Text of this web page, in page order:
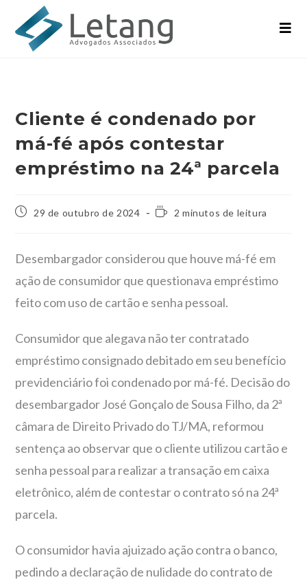
Cliente é condenado por
má-fé após contestar
empréstimo na 24ª parcela
29 de outubro de 2024 2 minutos de leitura
Desembargador considerou que houve má-fé em
ação de consumidor que questionava empréstimo
feito com uso de cartão e senha pessoal.
Consumidor que alegava não ter contratado
empréstimo consignado debitado em seu benefício
previdenciário foi condenado por má-fé. Decisão do
desembargador José Gonçalo de Sousa Filho, da 2ª
câmara de Direito Privado do TJ/MA, reformou
sentença ao observar que o cliente utilizou cartão e
senha pessoal para realizar a transação em caixa
eletrônico, além de contestar o contrato só na 24ª
parcela.
O consumidor havia ajuizado ação contra o banco,
pedindo a declaração de nulidade do contrato de